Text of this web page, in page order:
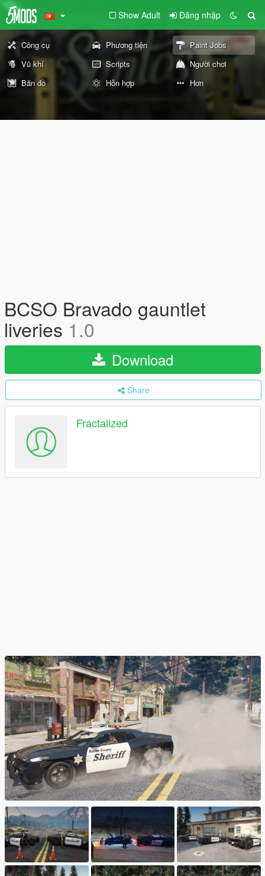
Show Adult Đăng nhập
Công cụ Phương tiện
Paint Jobs
Vũ khí
Scripts
Người chơi
Bản đồ
Hỗn hợp Hơn
BCSO Bravado gauntlet
liveries 1.0
Download
Share
Fractalized